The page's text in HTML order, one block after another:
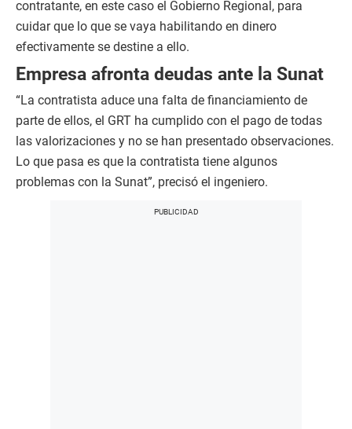
contratante, en este caso el Gobierno Regional, para
cuidar que lo que se vaya habilitando en dinero
efectivamente se destine a ello.
Empresa afronta deudas ante la Sunat
“La contratista aduce una falta de financiamiento de
parte de ellos, el GRT ha cumplido con el pago de todas
las valorizaciones y no se han presentado observaciones.
Lo que pasa es que la contratista tiene algunos
problemas con la Sunat”, precisó el ingeniero.